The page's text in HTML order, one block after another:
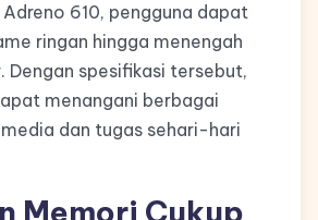
Adreno 610, pengguna dapat
ringan hingga menengah
Dengan spesifikasi tersebut,
menangani berbagai
dan tugas sehari-hari
Memori Cukup